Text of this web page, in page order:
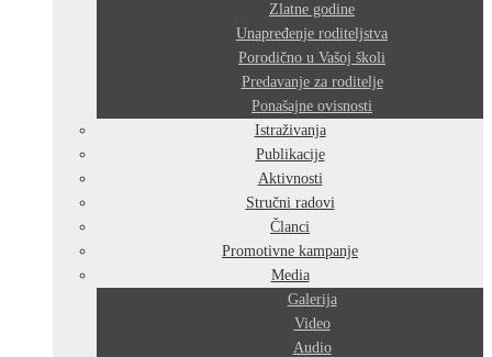
Zlatne godine
Unapređenje roditeljstva
Porodično u Vašoj školi
Predavanje za roditelje
Ponašajne ovisnosti
Istraživanja
Publikacije
Aktivnosti
Stručni radovi
Članci
Promotivne kampanje
Media
Galerija
Video
Audio